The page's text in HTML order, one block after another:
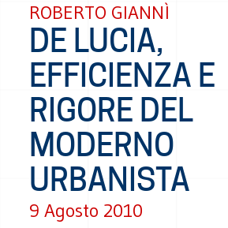
ROBERTO GIANNÌ
DE LUCIA,
EFFICIENZA E
RIGORE DEL
MODERNO
URBANISTA
9 Agosto 2010